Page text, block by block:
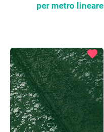
per metro lineare
favorite